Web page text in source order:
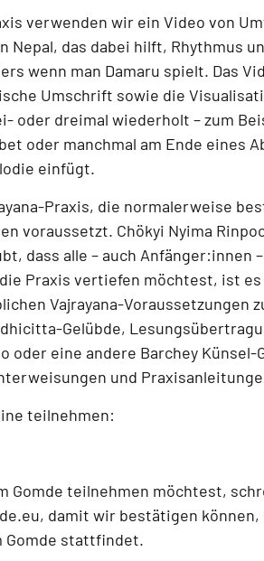
verwenden wir ein Video von
Nepal, das dabei hilft, Rhythmus
wenn man Damaru spielt. Das
Umschrift sowie die
oder dreimal wiederholt – zum
oder manchmal am Ende eines
einfügt.
Praxis, die normalerweise
voraussetzt. Chökyi Nyima
dass alle – auch Anfänger:innen
Praxis vertiefen möchtest, ist
Vajrayana-Voraussetzungen
Gelübde,
oder eine andere Barchey
und
teilnehmen:
Gomde teilnehmen möchtest,
, damit wir bestätigen können,
Gomde stattfindet.